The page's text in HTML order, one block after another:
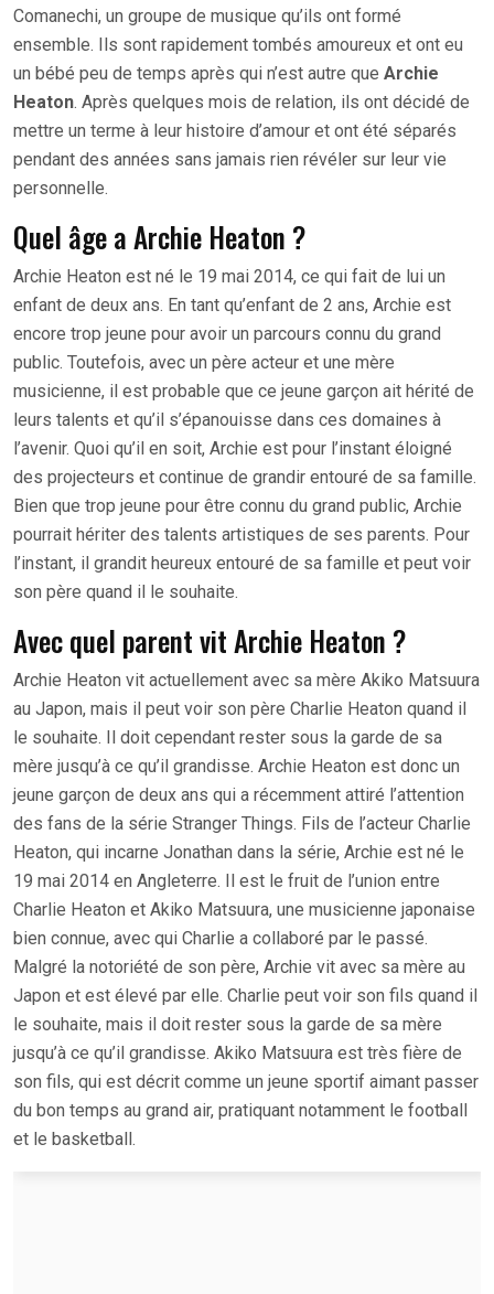
Comanechi, un groupe de musique qu’ils ont formé
ensemble. Ils sont rapidement tombés amoureux et ont eu
un bébé peu de temps après qui n’est autre que Archie
Heaton. Après quelques mois de relation, ils ont décidé de
mettre un terme à leur histoire d’amour et ont été séparés
pendant des années sans jamais rien révéler sur leur vie
personnelle.
Quel âge a Archie Heaton ?
Archie Heaton est né le 19 mai 2014, ce qui fait de lui un
enfant de deux ans. En tant qu’enfant de 2 ans, Archie est
encore trop jeune pour avoir un parcours connu du grand
public. Toutefois, avec un père acteur et une mère
musicienne, il est probable que ce jeune garçon ait hérité de
leurs talents et qu’il s’épanouisse dans ces domaines à
l’avenir. Quoi qu’il en soit, Archie est pour l’instant éloigné
des projecteurs et continue de grandir entouré de sa famille.
Bien que trop jeune pour être connu du grand public, Archie
pourrait hériter des talents artistiques de ses parents. Pour
l’instant, il grandit heureux entouré de sa famille et peut voir
son père quand il le souhaite.
Avec quel parent vit Archie Heaton ?
Archie Heaton vit actuellement avec sa mère Akiko Matsuura
au Japon, mais il peut voir son père Charlie Heaton quand il
le souhaite. Il doit cependant rester sous la garde de sa
mère jusqu’à ce qu’il grandisse. Archie Heaton est donc un
jeune garçon de deux ans qui a récemment attiré l’attention
des fans de la série Stranger Things. Fils de l’acteur Charlie
Heaton, qui incarne Jonathan dans la série, Archie est né le
19 mai 2014 en Angleterre. Il est le fruit de l’union entre
Charlie Heaton et Akiko Matsuura, une musicienne japonaise
bien connue, avec qui Charlie a collaboré par le passé.
Malgré la notoriété de son père, Archie vit avec sa mère au
Japon et est élevé par elle. Charlie peut voir son fils quand il
le souhaite, mais il doit rester sous la garde de sa mère
jusqu’à ce qu’il grandisse. Akiko Matsuura est très fière de
son fils, qui est décrit comme un jeune sportif aimant passer
du bon temps au grand air, pratiquant notamment le football
et le basketball.